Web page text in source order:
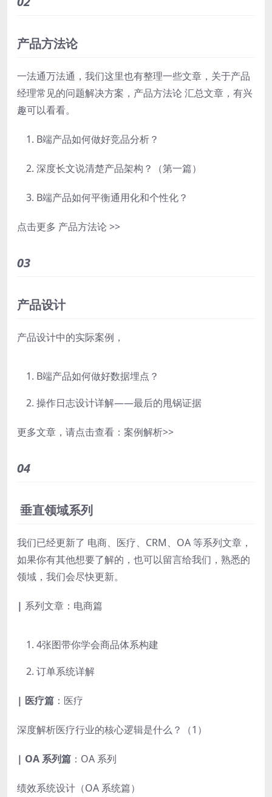
产品方法论
一法通万法通，我们这里也有整理一些文章，关于产品
经理常见的问题解决方案， 产品方法论 汇总文章，有兴
趣可以看看。
B端产品如何做好竞品分析？
深度长文说清楚产品架构？（第一篇）
B端产品如何平衡通用化和个性化？
点击更多 产品方法论 >>
03
产品设计
产品设计中的实际案例，
B端产品如何做好数据埋点？
操作日志设计详解——最后的甩锅证据
更多文章，请点击查看： 案例解析>>
04
垂直领域系列
我们已经更新了 电商、医疗、CRM、OA 等系列文章，
如果你有其他想要了解的，也可以留言给我们，熟悉的
领域，我们会尽快更新。
| 系列文章： 电商篇
4张图带你学会商品体系构建
订单系统详解
| 医疗篇 ： 医疗
深度解析医疗行业的核心逻辑是什么？（1）
| OA 系列篇 ： OA 系列
绩效系统设计（OA 系统篇）